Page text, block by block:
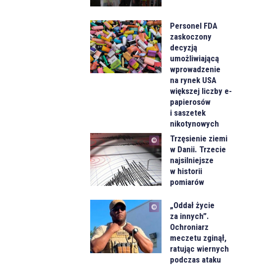
Personel FDA
zaskoczony
decyzją
umożliwiającą
wprowadzenie
na rynek USA
większej liczby e-
papierosów
i saszetek
nikotynowych
Trzęsienie ziemi
w Danii. Trzecie
najsilniejsze
w historii
pomiarów
„Oddał życie
za innych”.
Ochroniarz
meczetu zginął,
ratując wiernych
podczas ataku